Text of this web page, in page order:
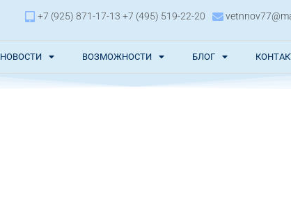
+7 (925) 871-17-13 +7 (495) 519-22-20
НОВОСТИ ВОЗМОЖНОСТИ БЛОГ